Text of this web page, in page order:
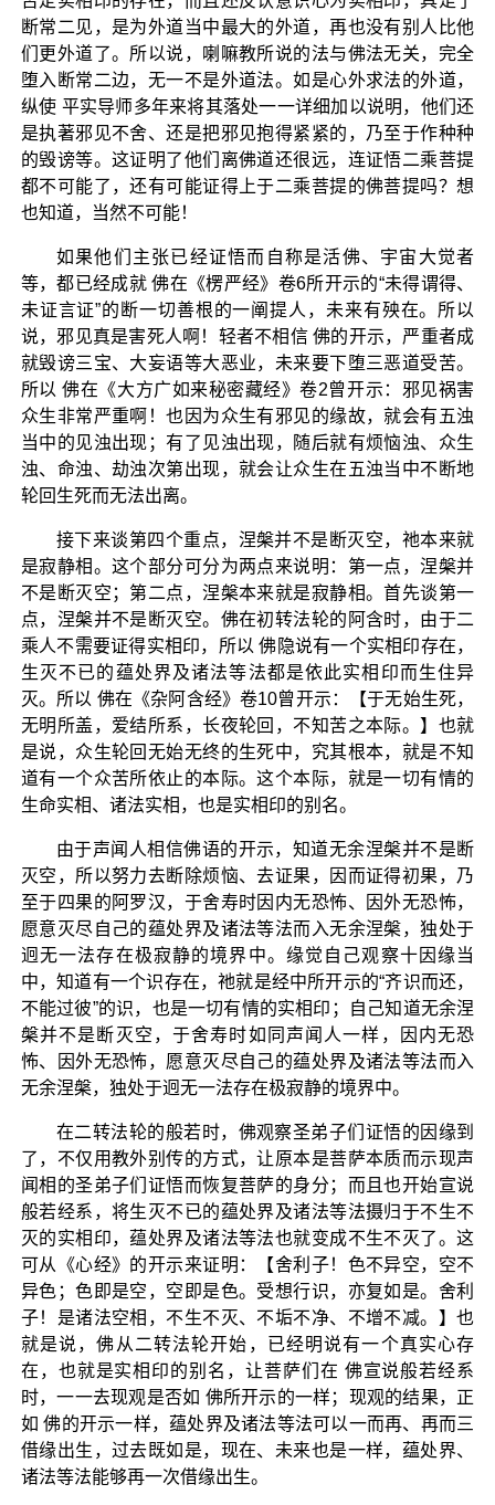
断常二见，是为外道当中最大的外道，再也没有别人比他
们更外道了。所以说，喇嘛教所说的法与佛法无关，完全
堕入断常二边，无一不是外道法。如是心外求法的外道，
纵使 平实导师多年来将其落处一一详细加以说明，他们还
是执著邪见不舍、还是把邪见抱得紧紧的，乃至于作种种
的毁谤等。这证明了他们离佛道还很远，连证悟二乘菩提
都不可能了，还有可能证得上于二乘菩提的佛菩提吗？想
也知道，当然不可能！
如果他们主张已经证悟而自称是活佛、宇宙大觉者
等，都已经成就 佛在《楞严经》卷6所开示的“未得谓得、
未证言证”的断一切善根的一阐提人，未来有殃在。所以
说，邪见真是害死人啊！轻者不相信 佛的开示，严重者成
就毁谤三宝、大妄语等大恶业，未来要下堕三恶道受苦。
所以 佛在《大方广如来秘密藏经》卷2曾开示：邪见祸害
众生非常严重啊！也因为众生有邪见的缘故，就会有五浊
当中的见浊出现；有了见浊出现，随后就有烦恼浊、众生
浊、命浊、劫浊次第出现，就会让众生在五浊当中不断地
轮回生死而无法出离。
接下来谈第四个重点，涅槃并不是断灭空，祂本来就
是寂静相。这个部分可分为两点来说明：第一点，涅槃并
不是断灭空；第二点，涅槃本来就是寂静相。首先谈第一
点，涅槃并不是断灭空。佛在初转法轮的阿含时，由于二
乘人不需要证得实相印，所以 佛隐说有一个实相印存在，
生灭不已的蕴处界及诸法等法都是依此实相印而生住异
灭。所以 佛在《杂阿含经》卷10曾开示：【于无始生死，
无明所盖，爱结所系，长夜轮回，不知苦之本际。】也就
是说，众生轮回无始无终的生死中，究其根本，就是不知
道有一个众苦所依止的本际。这个本际，就是一切有情的
生命实相、诸法实相，也是实相印的别名。
由于声闻人相信佛语的开示，知道无余涅槃并不是断
灭空，所以努力去断除烦恼、去证果，因而证得初果，乃
至于四果的阿罗汉，于舍寿时因内无恐怖、因外无恐怖，
愿意灭尽自己的蕴处界及诸法等法而入无余涅槃，独处于
迥无一法存在极寂静的境界中。缘觉自己观察十因缘当
中，知道有一个识存在，祂就是经中所开示的“齐识而还，
不能过彼”的识，也是一切有情的实相印；自己知道无余涅
槃并不是断灭空，于舍寿时如同声闻人一样，因内无恐
怖、因外无恐怖，愿意灭尽自己的蕴处界及诸法等法而入
无余涅槃，独处于迥无一法存在极寂静的境界中。
在二转法轮的般若时，佛观察圣弟子们证悟的因缘到
了，不仅用教外别传的方式，让原本是菩萨本质而示现声
闻相的圣弟子们证悟而恢复菩萨的身分；而且也开始宣说
般若经系，将生灭不已的蕴处界及诸法等法摄归于不生不
灭的实相印，蕴处界及诸法等法也就变成不生不灭了。这
可从《心经》的开示来证明：【舍利子！色不异空，空不
异色；色即是空，空即是色。受想行识，亦复如是。舍利
子！是诸法空相，不生不灭、不垢不净、不增不减。】也
就是说，佛从二转法轮开始，已经明说有一个真实心存
在，也就是实相印的别名，让菩萨们在 佛宣说般若经系
时，一一去现观是否如 佛所开示的一样；现观的结果，正
如 佛的开示一样，蕴处界及诸法等法可以一而再、再而三
借缘出生，过去既如是，现在、未来也是一样，蕴处界、
诸法等法能够再一次借缘出生。